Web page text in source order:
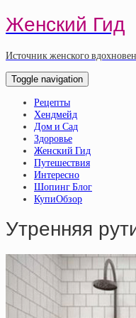
Женский Гид
Источник женского
Toggle navigation
Рецепты
Хендмейд
Дом и Сад
Здоровье
Женский Гид
Путешествия
Интересно
Шопинг Блог
КупиОбзор
Утренняя